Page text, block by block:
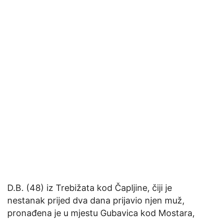
D.B. (48) iz Trebižata kod Čapljine, čiji je
nestanak prijed dva dana prijavio njen muž,
pronađena je u mjestu Gubavica kod Mostara,